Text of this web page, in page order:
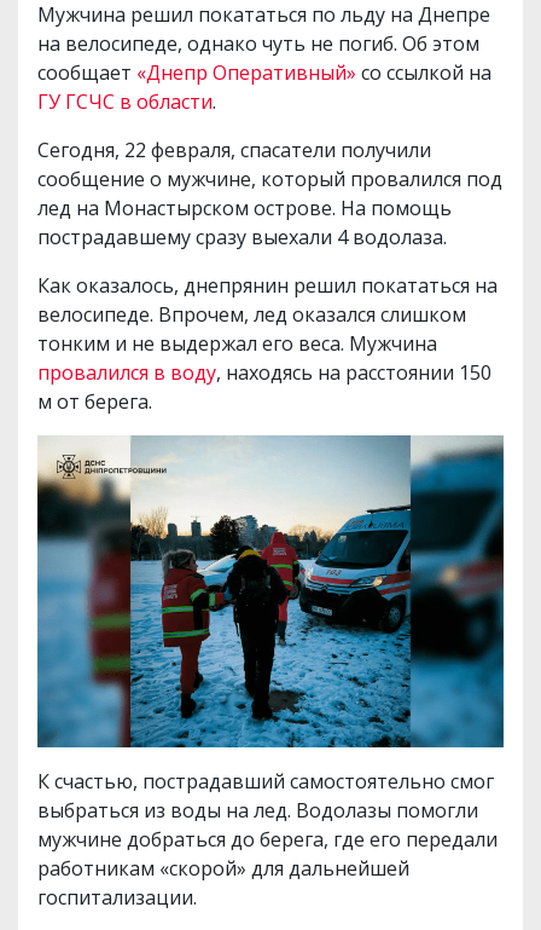
Мужчина решил покататься по льду на Днепре
на велосипеде, однако чуть не погиб. Об этом
сообщает «Днепр Оперативный» со ссылкой на
ГУ ГСЧС в области.
Сегодня, 22 февраля, спасатели получили
сообщение о мужчине, который провалился под
лед на Монастырском острове. На помощь
пострадавшему сразу выехали 4 водолаза.
Как оказалось, днепрянин решил покататься на
велосипеде. Впрочем, лед оказался слишком
тонким и не выдержал его веса. Мужчина
провалился в воду, находясь на расстоянии 150
м от берега.
К счастью, пострадавший самостоятельно смог
выбраться из воды на лед. Водолазы помогли
мужчине добраться до берега, где его передали
работникам «скорой» для дальнейшей
госпитализации.